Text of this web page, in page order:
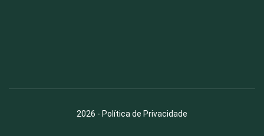
2026 - Política de Privacidade